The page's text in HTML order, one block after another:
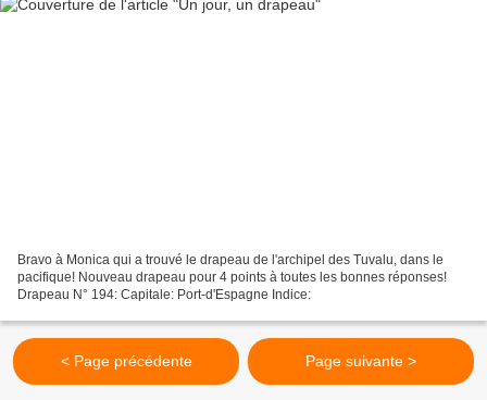
Bravo à Monica qui a trouvé le drapeau de l'archipel des Tuvalu, dans le
pacifique! Nouveau drapeau pour 4 points à toutes les bonnes réponses!
Drapeau N° 194: Capitale: Port-d'Espagne Indice:
< Page précédente Page suivante >